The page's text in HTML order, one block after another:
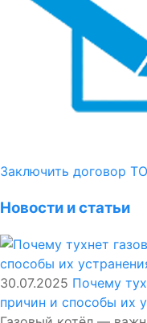
Заключить договор
Новости и статьи
30.07.2025 Почему
причин и способы их